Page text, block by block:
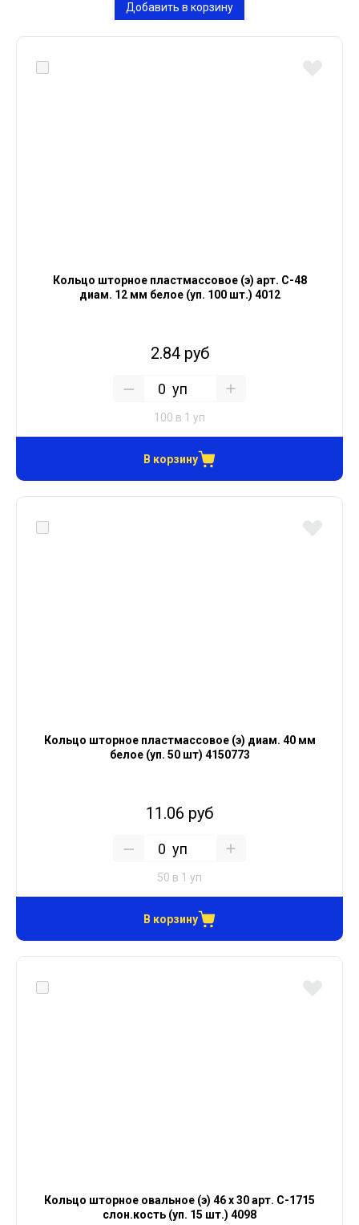
Добавить в корзину
Кольцо шторное пластмассовое (э) арт. С-48
диам. 12 мм белое (уп. 100 шт.) 4012
2.84 руб
уп
100 в 1 уп
В корзину
Кольцо шторное пластмассовое (э) диам. 40 мм
белое (уп. 50 шт) 4150773
11.06 руб
уп
50 в 1 уп
В корзину
Кольцо шторное овальное (э) 46 х 30 арт. С-1715
слон.кость (уп. 15 шт.) 4098